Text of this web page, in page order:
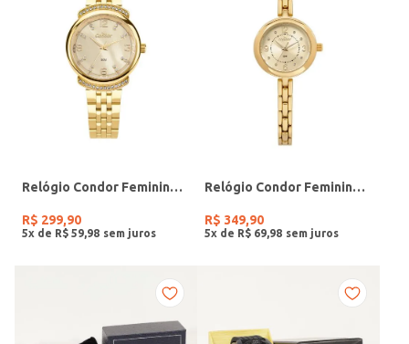
Relógio Condor Feminino DOURADO
R$ 299,90
5x de R$ 59 98
Relógio Condor Feminino DOURADO
R$ 349,90
5x de R$ 69 98